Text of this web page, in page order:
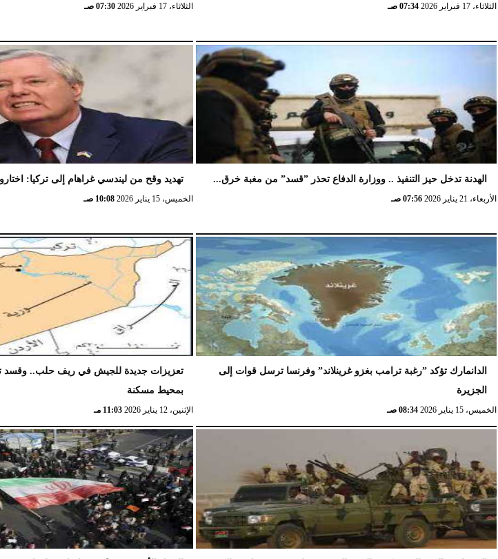
الثلاثاء، 17 فبراير 2026 07:34 صـ الثلاثاء، 17 فبراير 2026 07:30 صـ
الهدنة تدخل حيز التنفيذ .. ووزارة الدفاع تحذر ”قسد” من مغبة خرق...
الأربعاء، 21 يناير 2026 07:56 صـ
تهديد وقح من ليندسي غراهام إلى تركيا:
الخميس، 15 يناير 2026 10:08 صـ
الدانمارك تؤكد ”رغبة ترامب بغزو غرينلاند” وفرنسا ترسل قوات إلى
الجزيرة
الخميس، 15 يناير 2026 08:34 صـ
تعزيزات جديدة للجيش في ريف حلب.. وقسد
بمحيط مسكنة
الإثنين، 12 يناير 2026 11:03 مـ